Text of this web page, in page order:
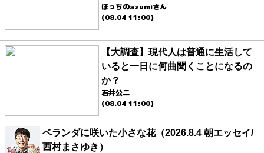
ぼっちのazumiさん
(08.04 11:00)
【大調査】現代人は普通に生活して
いると一日に何曲聞くことになるの
か？
石井公二
(08.04 11:00)
ベランダに咲いた小さな花（2026.8.4 朝エッセイ/
西村まさゆき）